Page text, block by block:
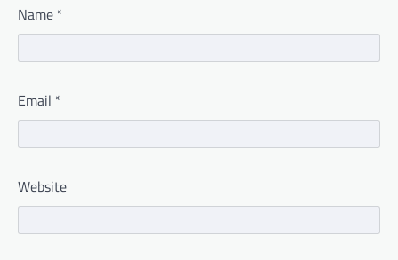
Name *
Email *
Website